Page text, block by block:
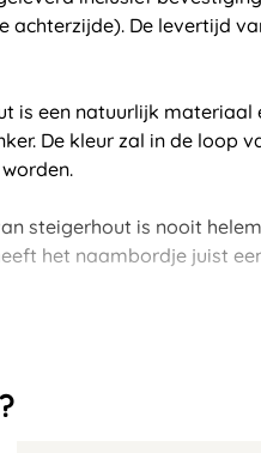
achterzijde). De levertijd
is een natuurlijk
De kleur zal in de loop
steigerhout is nooit
het naambordje juist